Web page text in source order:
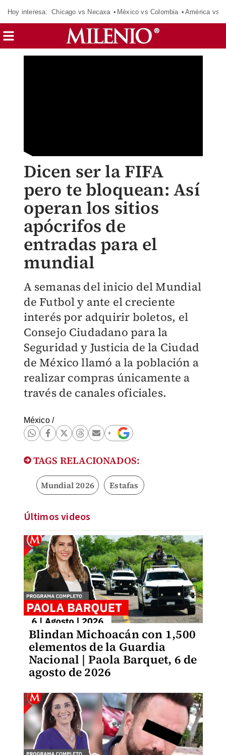
Hoy interesa: Chicago vs Necaxa México vs Colombia América vs
Dicen ser la FIFA
pero te bloquean: Así
operan los sitios
apócrifos de
entradas para el
mundial
A semanas del inicio del Mundial
de Futbol y ante el creciente
interés por adquirir boletos, el
Consejo Ciudadano para la
Seguridad y Justicia de la Ciudad
de México llamó a la población a
realizar compras únicamente a
través de canales oficiales.
México/
TAGS RELACIONADOS:
Mundial 2026 Estafas
Últimos videos
Blindan Michoacán con 1,500
elementos de la Guardia
Nacional | Paola Barquet, 6 de
agosto de 2026